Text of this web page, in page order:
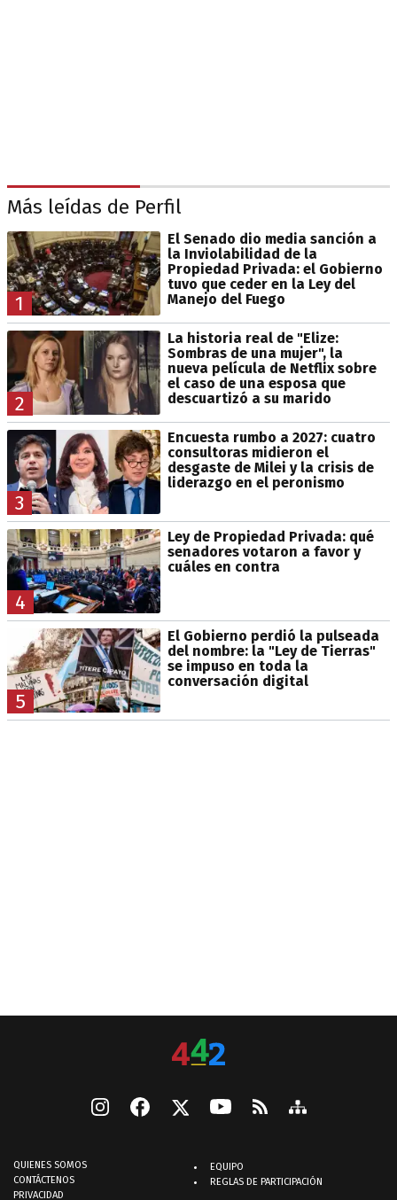
Más leídas de Perfil
1
El Senado dio media sanción a
la Inviolabilidad de la
Propiedad Privada: el Gobierno
tuvo que ceder en la Ley del
Manejo del Fuego
2
La historia real de "Elize:
Sombras de una mujer", la
nueva película de Netflix sobre
el caso de una esposa que
descuartizó a su marido
3
Encuesta rumbo a 2027: cuatro
consultoras midieron el
desgaste de Milei y la crisis de
liderazgo en el peronismo
4
Ley de Propiedad Privada: qué
senadores votaron a favor y
cuáles en contra
5
El Gobierno perdió la pulseada
del nombre: la "Ley de Tierras"
se impuso en toda la
conversación digital
QUIENES SOMOS
CONTÁCTENOS
PRIVACIDAD
EQUIPO
REGLAS DE PARTICIPACIÓN